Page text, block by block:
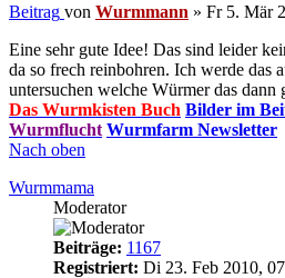
Beitrag von Wurmmann » Fr 5. Mär
Eine sehr gute Idee! Das sind leider
da so frech reinbohren. Ich werde das
untersuchen welche Würmer das dann
Das Wurmkisten Buch Bilder im
Wurmflucht Wurmfarm Newsletter
Nach oben
Wurmmama
Moderator
Beiträge: 1167
Registriert: Di 23. Feb 2010,